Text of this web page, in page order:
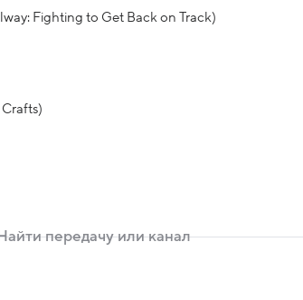
Fighting to Get Back on Track)